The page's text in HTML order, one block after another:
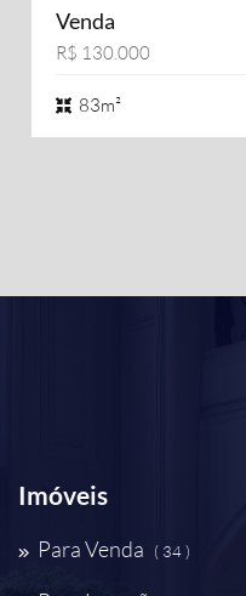
Venda
R$ 130.000
83m²
Imóveis
Para Venda ( 34 )